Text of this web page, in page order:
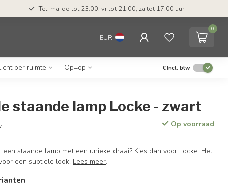
Tel: ma-do tot 23.00, vr tot 21.00, za tot 17.00 uur
EUR
0
per ruimte Op=op €Incl. btw
staande lamp Locke - zwart
Op voorraad
een staande lamp met een unieke draai? Kies dan voor Locke. Het
een subtiele look. Lees meer.